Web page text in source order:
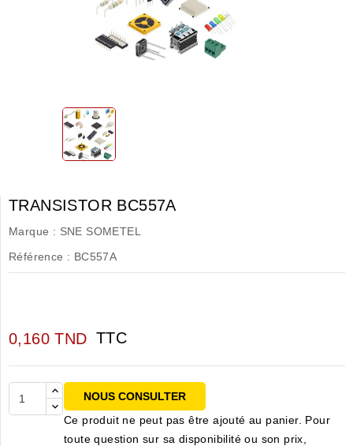
TRANSISTOR BC557A
Marque : SNE SOMETEL
Référence : BC557A
0,160 TND TTC
NOUS CONSULTER
Ce produit ne peut pas être ajouté au panier. Pour
toute question sur sa disponibilité ou son prix,